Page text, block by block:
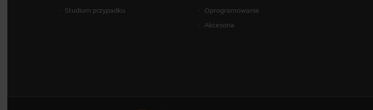
Studium przypadku
Oprogramowanie
Akcesoria